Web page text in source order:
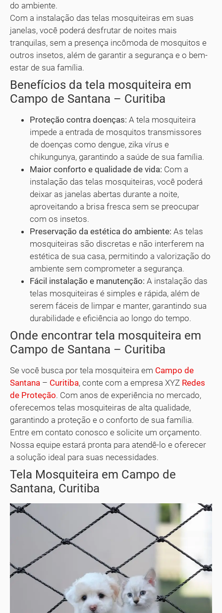
do ambiente.
Com a instalação das telas mosquiteiras em suas
janelas, você poderá desfrutar de noites mais
tranquilas, sem a presença incômoda de mosquitos e
outros insetos, além de garantir a segurança e o bem-
estar de sua família.
Benefícios da tela mosquiteira em
Campo de Santana – Curitiba
Proteção contra doenças: A tela mosquiteira
impede a entrada de mosquitos transmissores
de doenças como dengue, zika vírus e
chikungunya, garantindo a saúde de sua família.
Maior conforto e qualidade de vida: Com a
instalação das telas mosquiteiras, você poderá
deixar as janelas abertas durante a noite,
aproveitando a brisa fresca sem se preocupar
com os insetos.
Preservação da estética do ambiente: As telas
mosquiteiras são discretas e não interferem na
estética de sua casa, permitindo a valorização do
ambiente sem comprometer a segurança.
Fácil instalação e manutenção: A instalação das
telas mosquiteiras é simples e rápida, além de
serem fáceis de limpar e manter, garantindo sua
durabilidade e eficiência ao longo do tempo.
Onde encontrar tela mosquiteira em
Campo de Santana – Curitiba
Se você busca por tela mosquiteira em Campo de
Santana – Curitiba, conte com a empresa XYZ Redes
de Proteção. Com anos de experiência no mercado,
oferecemos telas mosquiteiras de alta qualidade,
garantindo a proteção e o conforto de sua família.
Entre em contato conosco e solicite um orçamento.
Nossa equipe estará pronta para atendê-lo e oferecer
a solução ideal para suas necessidades.
Tela Mosquiteira em Campo de
Santana, Curitiba